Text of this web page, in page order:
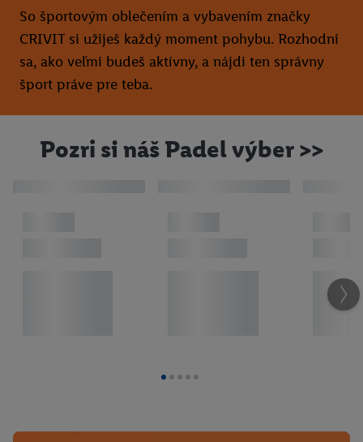
So športovým oblečením a vybavením značky
CRIVIT si užiješ každý moment pohybu. Rozhodni
sa, ako veľmi budeš aktívny, a nájdi ten správny
šport práve pre teba.
Pozri si náš Padel výber >>